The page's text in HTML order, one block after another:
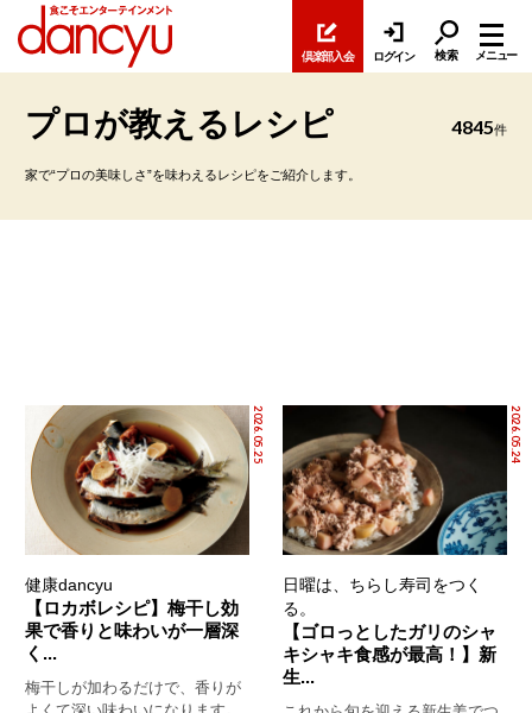
倶楽部入会 ログイン 検索 メニュー
プロが教えるレシピ
家で“プロの美味しさ”を味わえるレシピをご紹介します。
4845件
2026.05.25
健康dancyu
【ロカボレシピ】梅干し効
果で香りと味わいが一層深
く...
梅干しが加わるだけで、香りが
2026.05.24
日曜は、ちらし寿司をつく
る。
【ゴロっとしたガリのシャ
キシャキ食感が最高！】新
生...